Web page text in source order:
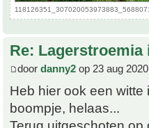
Re:
door danny2 op 23 aug
Heb hier ook een
boompje, helaas...